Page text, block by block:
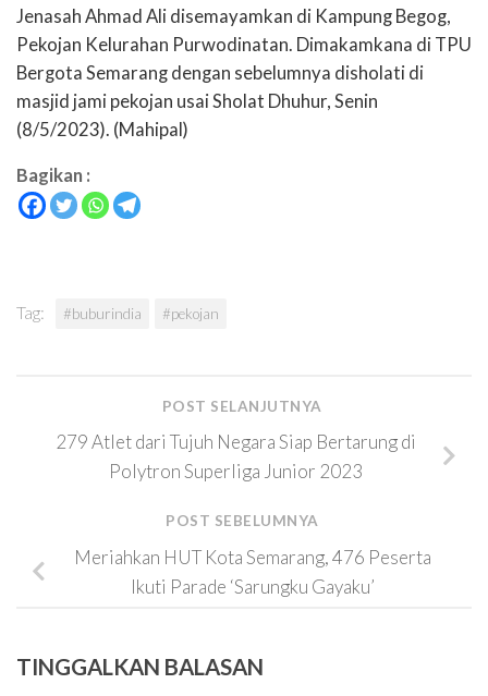
Jenasah Ahmad Ali disemayamkan di Kampung Begog,
Pekojan Kelurahan Purwodinatan. Dimakamkana di TPU
Bergota Semarang dengan sebelumnya disholati di
masjid jami pekojan usai Sholat Dhuhur, Senin
(8/5/2023). (Mahipal)
Bagikan :
Tag: #buburindia #pekojan
POST SELANJUTNYA
279 Atlet dari Tujuh Negara Siap Bertarung di
Polytron Superliga Junior 2023
POST SEBELUMNYA
Meriahkan HUT Kota Semarang, 476 Peserta
Ikuti Parade ‘Sarungku Gayaku’
TINGGALKAN BALASAN